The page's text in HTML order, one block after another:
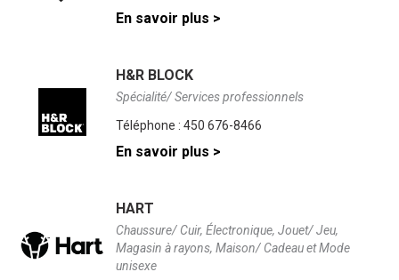
En savoir plus >
H&R BLOCK
Spécialité/ Services professionnels
Téléphone : 450 676-8466
En savoir plus >
HART
Chaussure/ Cuir, Électronique, Jouet/ Jeu,
Magasin à rayons, Maison/ Cadeau et Mode
unisexe